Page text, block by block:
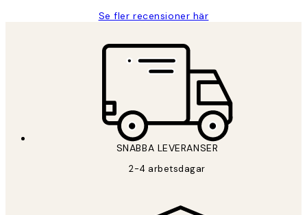
Se fler recensioner här
SNABBA LEVERANSER
2-4 arbetsdagar